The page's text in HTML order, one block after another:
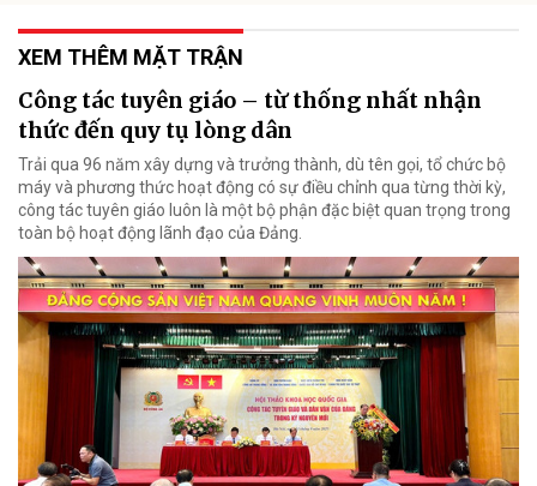
XEM THÊM MẶT TRẬN
Công tác tuyên giáo – từ thống nhất nhận
thức đến quy tụ lòng dân
Trải qua 96 năm xây dựng và trưởng thành, dù tên gọi, tổ chức bộ
máy và phương thức hoạt động có sự điều chỉnh qua từng thời kỳ,
công tác tuyên giáo luôn là một bộ phận đặc biệt quan trọng trong
toàn bộ hoạt động lãnh đạo của Đảng.